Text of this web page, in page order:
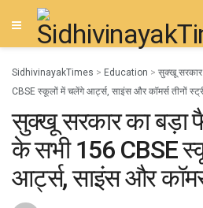
SidhivinayakTimes > Education > सुक्खू सरकार
CBSE स्कूलों में चलेंगे आर्ट्स, साइंस और कॉमर्स तीनों
सुक्खू सरकार का बड़ा
के सभी 156 CBSE
आर्ट्स, साइंस और